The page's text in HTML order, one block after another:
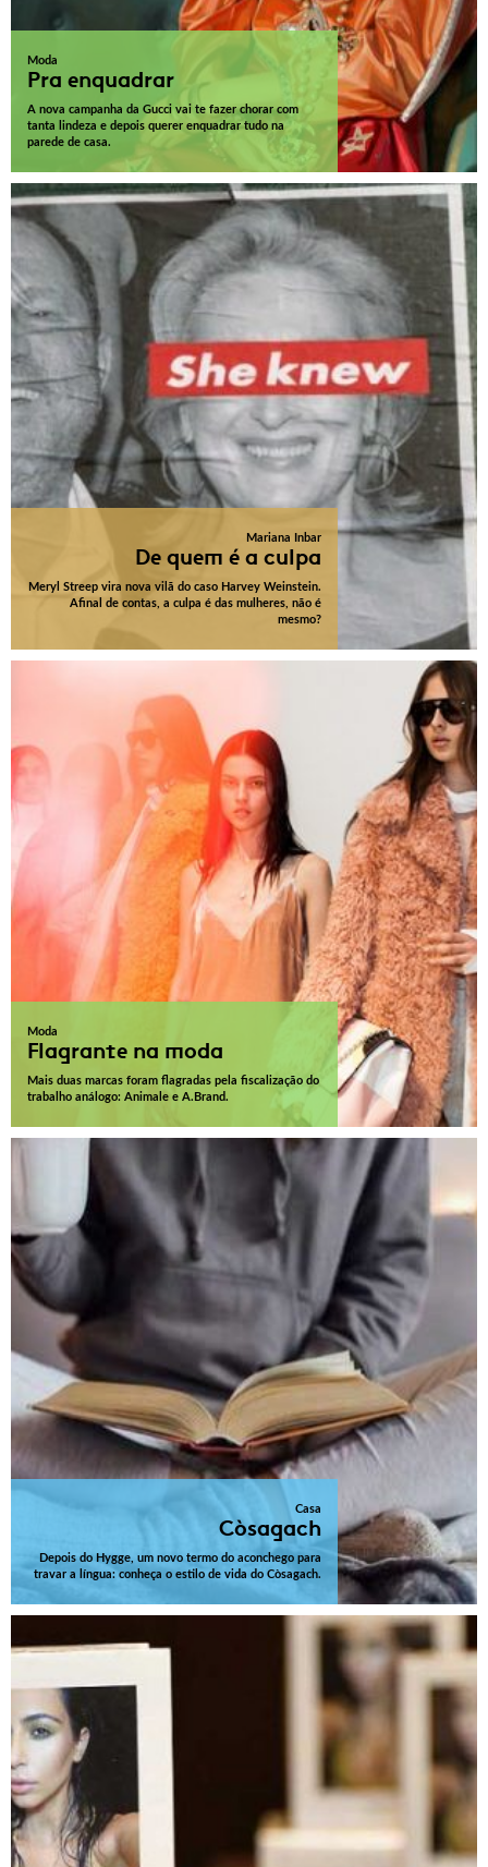
Moda
Pra enquadrar
A nova campanha da Gucci vai te fazer chorar com
tanta lindeza e depois querer enquadrar tudo na
parede de casa.
Mariana Inbar
De quem é a culpa
Meryl Streep vira nova vilã do caso Harvey Weinstein.
Afinal de contas, a culpa é das mulheres, não é
mesmo?
Moda
Flagrante na moda
Mais duas marcas foram flagradas pela fiscalização do
trabalho análogo: Animale e A.Brand.
Casa
Còsagach
Depois do Hygge, um novo termo do aconchego para
travar a língua: conheça o estilo de vida do Còsagach.